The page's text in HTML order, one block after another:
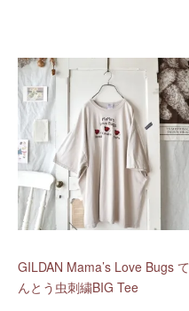
GILDAN Mama’s Love Bugs て
んとう虫刺繍BIG Tee